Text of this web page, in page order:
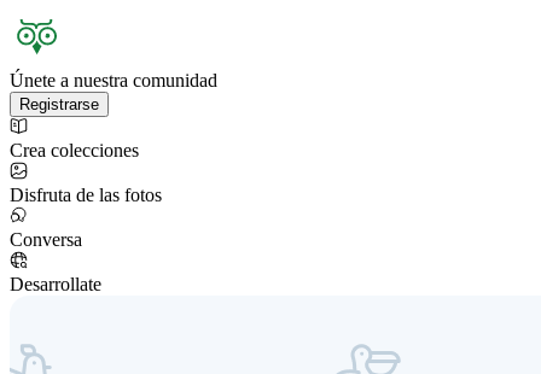
Únete a nuestra comunidad
Registrarse
Crea colecciones
Disfruta de las fotos
Conversa
Desarrollate